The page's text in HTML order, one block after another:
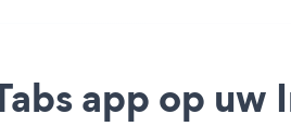
app op uw